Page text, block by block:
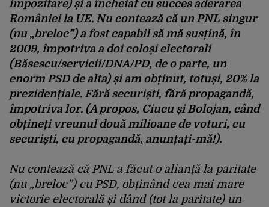
impozitare) și a încheiat cu succes aderarea
României la UE. Nu contează că un PNL singur
(nu „breloc”) a fost capabil să mă susțină, în
2009, împotriva a doi coloși electorali
(Băsescu/servicii/DNA/PD, de o parte, un
enorm PSD de alta) și am obținut, totuși, 20% la
prezidențiale. Fără securiști, fără propagandă,
împotriva lor. (A propos, Ciucu și Bolojan, când
obțineți vreunul două milioane de voturi, cu
securiști, cu propagandă, anunțați-mă!).
Nu contează că PNL a făcut o alianță la paritate
(nu „breloc”) cu PSD, obținând cea mai mare
victorie electorală și dând (tot la paritate) un